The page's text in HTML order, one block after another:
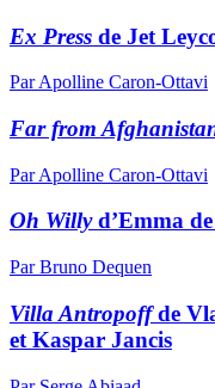
Ex Press de Jet
Par Apolline Caron-Ottavi
Far from
Par Apolline Caron-Ottavi
Oh Willyd’Emma
Par Bruno Dequen
Villa Antropoffde
et Kaspar Jancis